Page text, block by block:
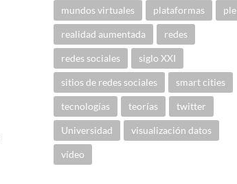
mundos virtuales plataformas ple
realidad aumentada redes
redes sociales siglo XXI
sitios de redes sociales smart cities
tecnologías teorías twitter
Universidad visualización datos
vídeo